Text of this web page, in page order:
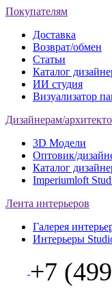
Покупателям
Доставка
Возврат/обмен
Статьи
Каталог
ИИ студия
Визуализатор
Дизайнерам/
3D Модели
Оптовик/
Каталог
Imperiumloft
Лента интерьеров
Галерея
Интерьеры
+7